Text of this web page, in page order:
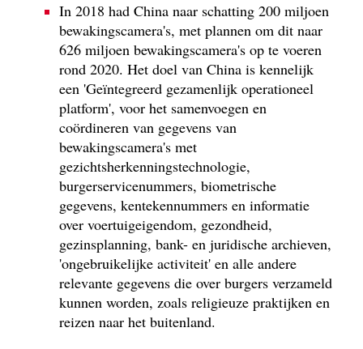
In 2018 had China naar schatting 200 miljoen
bewakingscamera's, met plannen om dit naar
626 miljoen bewakingscamera's op te voeren
rond 2020. Het doel van China is kennelijk
een 'Geïntegreerd gezamenlijk operationeel
platform', voor het samenvoegen en
coördineren van gegevens van
bewakingscamera's met
gezichtsherkenningstechnologie,
burgerservicenummers, biometrische
gegevens, kentekennummers en informatie
over voertuigeigendom, gezondheid,
gezinsplanning, bank- en juridische archieven,
'ongebruikelijke activiteit' en alle andere
relevante gegevens die over burgers verzameld
kunnen worden, zoals religieuze praktijken en
reizen naar het buitenland.